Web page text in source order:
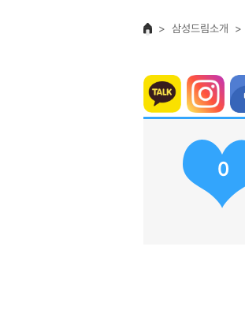
> 삼성드림소개 >
0